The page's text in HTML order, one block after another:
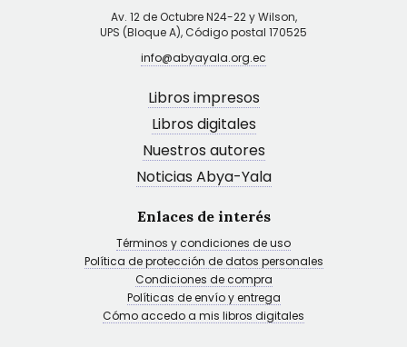
Av. 12 de Octubre N24-22 y Wilson,
UPS (Bloque A), Código postal 170525
info@abyayala.org.ec
Libros impresos
Libros digitales
Nuestros autores
Noticias Abya-Yala
Enlaces de interés
Términos y condiciones de uso
Política de protección de datos personales
Condiciones de compra
Políticas de envío y entrega
Cómo accedo a mis libros digitales